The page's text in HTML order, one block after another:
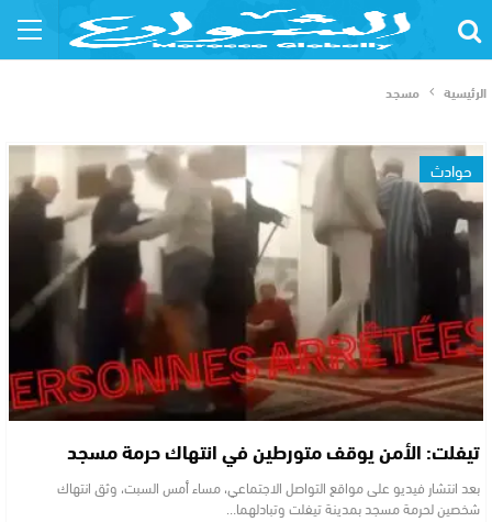
الرئيسية مسجد
حوادث
تيفلت: الأمن يوقف متورطين في انتهاك حرمة مسجد
بعد انتشار فيديو على مواقع التواصل الاجتماعي، مساء أمس السبت، وثق انتهاك
شخصين لحرمة مسجد بمدينة تيفلت وتبادلهما…